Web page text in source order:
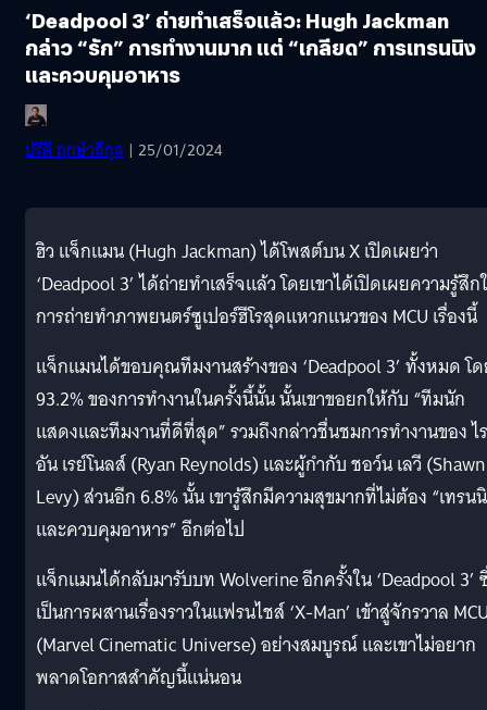
‘Deadpool 3’ ถ่ายทำเสร็จแล้ว: Hugh Jackman
กล่าว “รัก” การทำงานมาก แต่ “เกลียด” การเทรนนิง
และควบคุมอาหาร
ปรีดี ฤกษ์วลีกุล | 25/01/2024
ฮิว แจ็กแมน (Hugh Jackman) ได้โพสต์บน X เปิดเผยว่า
‘Deadpool 3’ ได้ถ่ายทำเสร็จแล้ว โดยเขาได้เปิดเผยความรู้สึก
การถ่ายทำภาพยนตร์ซูเปอร์ฮีโรสุดแหวกแนวของ MCU เรื่องนี้
แจ็กแมนได้ขอบคุณทีมงานสร้างของ ‘Deadpool 3’ ทั้งหมด โ
93.2% ของการทำงานในครั้งนี้นั้น นั้นเขาขอยกให้กับ “ทีมนัก
แสดงและทีมงานที่ดีที่สุด” รวมถึงกล่าวชื่นชมการทำงานของ ไร
อัน เรย์โนลส์ (Ryan Reynolds) และผู้กำกับ ชอว์น เลวี (Shawn
Levy) ส่วนอีก 6.8% นั้น เขารู้สึกมีความสุขมากที่ไม่ต้อง “เทรน
และควบคุมอาหาร” อีกต่อไป
แจ็กแมนได้กลับมารับบท Wolverine อีกครั้งใน ‘Deadpool 3’
เป็นการผสานเรื่องราวในแฟรนไชส์ ‘X-Man’ เข้าสู่จักรวาล
(Marvel Cinematic Universe) อย่างสมบูรณ์ และเขาไม่อยาก
พลาดโอกาสสำคัญนี้แน่นอน